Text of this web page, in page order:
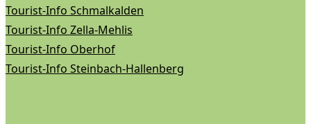
Tourist-Info Schmalkalden
Tourist-Info Zella-Mehlis
Tourist-Info Oberhof
Tourist-Info Steinbach-Hallenberg